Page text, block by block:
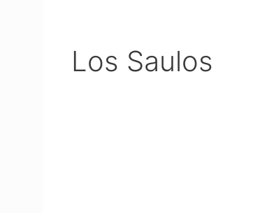
Los Saulos